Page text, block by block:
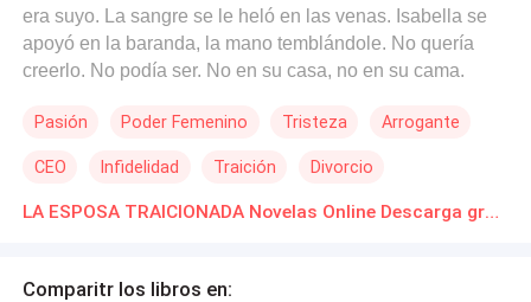
era suyo. La sangre se le heló en las venas. Isabella se
apoyó en la baranda, la mano temblándole. No quería
creerlo. No podía ser. No en su casa, no en su cama.
sueños y hasta su inocencia para casarse con Alejandro,
la oficina de modas que siempre había soñado. Creyó
tenerlo todo… hasta el día en que regresó
mejor amiga. En un instante, su vida se derrumbó.
Pasión Poder Femenino Tristeza Arrogante
CEO Infidelidad Traición Divorcio
LA ESPOSA TRAICIONADA Novelas Online Descarga gratuita de PDF
Comparitr los libros en: